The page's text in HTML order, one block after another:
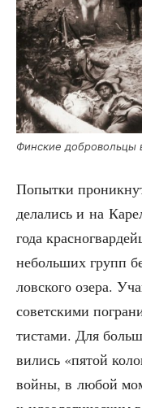
Фин­ские доб­ро­воль­цы
Попыт­ки
дела­лись и на
года
неболь­ших групп
лов­ско­го озе­ра.
совет­ски­ми
ти­ста­ми. Для
ви­лись «пятой
вой­ны, в любой